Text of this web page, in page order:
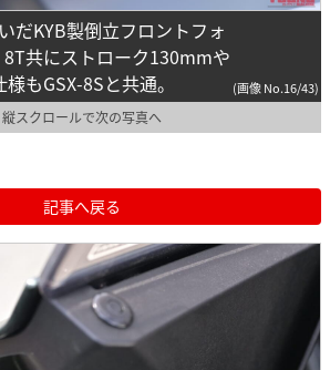
だKYB製倒立フロントフォ
共にストローク130mmや
もGSX-8Sと共通。
(画像 No.16/43)
縦スクロールで次の写真へ
記事へ戻る